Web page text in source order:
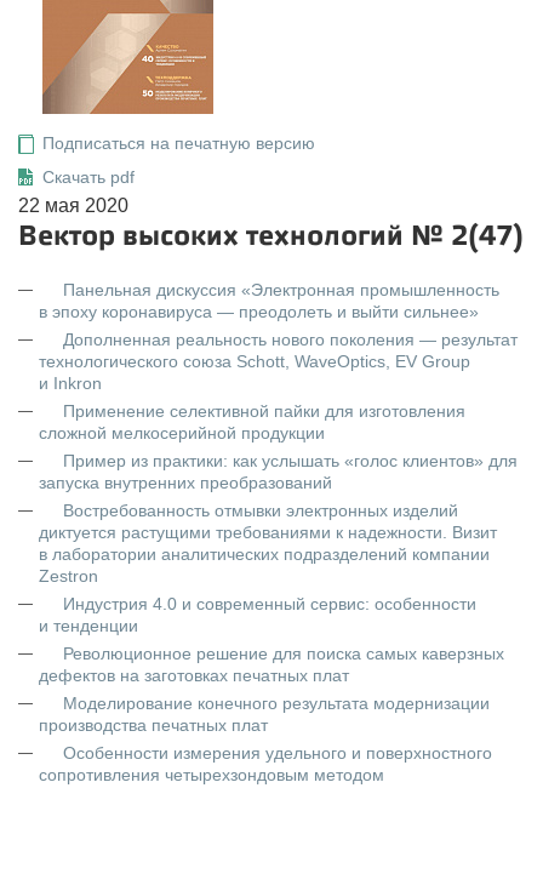
Подписаться на печатную версию
Скачать pdf
22 мая 2020
Вектор высоких технологий № 2(47)
Панельная дискуссия «Электронная промышленность
в эпоху коронавируса — преодолеть и выйти сильнее»
Дополненная реальность нового поколения — результат
технологического союза Schott, WaveOptics, EV Group
и Inkron
Применение селективной пайки для изготовления
сложной мелкосерийной продукции
Пример из практики: как услышать «голос клиентов» для
запуска внутренних преобразований
Востребованность отмывки электронных изделий
диктуется растущими требованиями к надежности. Визит
в лаборатории аналитических подразделений компании
Zestron
Индустрия 4.0 и современный сервис: особенности
и тенденции
Революционное решение для поиска самых каверзных
дефектов на заготовках печатных плат
Моделирование конечного результата модернизации
производства печатных плат
Особенности измерения удельного и поверхностного
сопротивления четырехзондовым методом